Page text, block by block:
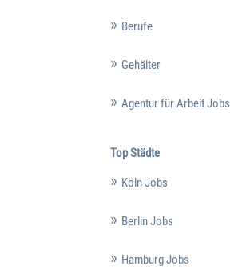
Berufe
Gehälter
Agentur für Arbeit Jobs
Top Städte
Köln Jobs
Berlin Jobs
Hamburg Jobs